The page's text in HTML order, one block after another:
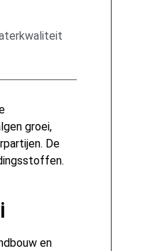
groei,
De
en